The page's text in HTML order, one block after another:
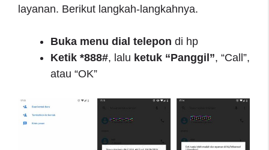
layanan. Berikut langkah-langkahnya.
Buka menu dial telepon di hp
Ketik *888#, lalu ketuk “Panggil”, “Call”,
atau “OK”